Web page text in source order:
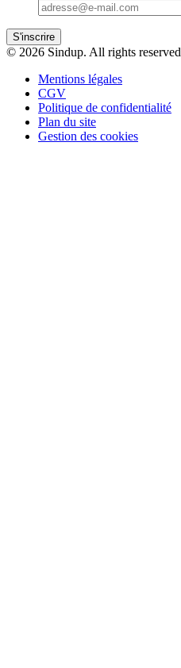
S'inscrire
© 2026 Sindup. All rights reserved
Mentions légales
CGV
Politique de confidentialité
Plan du site
Gestion des cookies